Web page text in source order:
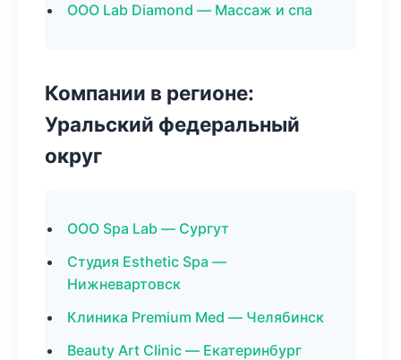
ООО Lab Diamond — Массаж и спа
Компании в регионе:
Уральский федеральный
округ
ООО Spa Lab — Сургут
Студия Esthetic Spa —
Нижневартовск
Клиника Premium Med — Челябинск
Beauty Art Clinic — Екатеринбург